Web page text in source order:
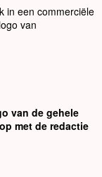
in een commerciële
van
van de gehele
met de redactie